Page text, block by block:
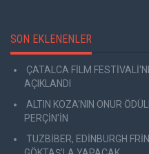
SON EKLENENLER
ÇATALCA FİLM
AÇIKLANDI
ALTIN KOZA'NIN ONUR
PERÇİN'İN
TUZBİBER, EDİNBURGH